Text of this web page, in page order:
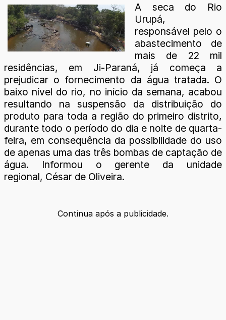
A seca do Rio
Urupá,
responsável pelo o
abastecimento de
mais de 22 mil
residências, em Ji-Paraná, já começa a
prejudicar o fornecimento da água tratada. O
baixo nível do rio, no início da semana, acabou
resultando na suspensão da distribuição do
produto para toda a região do primeiro distrito,
durante todo o período do dia e noite de quarta-
feira, em consequência da possibilidade do uso
de apenas uma das três bombas de captação de
água. Informou o gerente da unidade
regional, César de Oliveira.
Continua após a publicidade.